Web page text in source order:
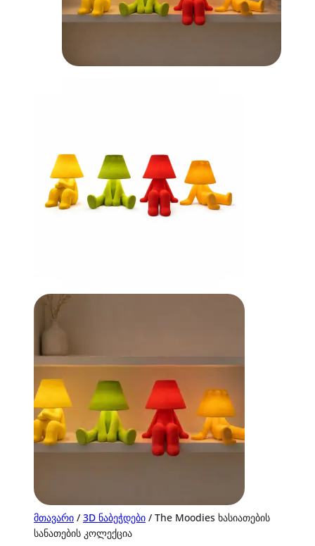
მთავარი / 3D ნაბეჭდები / The Moodies ხასიათების
სანათების კოლექცია